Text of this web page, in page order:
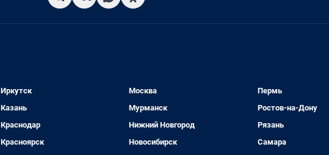
Иркутск
Казань
Краснодар
Красноярск
Москва
Мурманск
Нижний Новгород
Новосибирск
Пермь
Ростов-на-Дону
Рязань
Самара